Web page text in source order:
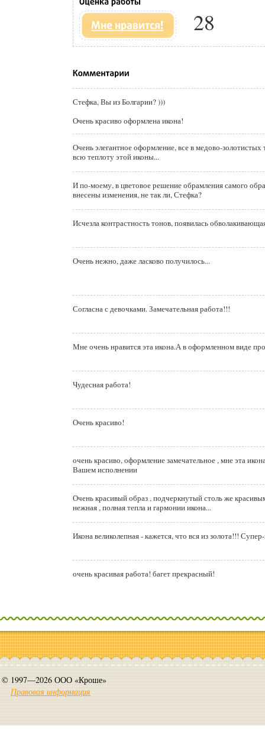
28
Стефка, Вы из Болгарии? )))
Очень красиво оформлена икона!
Очень элегантное оформление, все в медово-
всю теплоту этой иконы...
И по-моему, в цветовое решение обрамления самого
внесены изменения, не так ли, Стефка?
Исчезла контрастность тонов, появилась
Очень нежно, даже ласково получилось...
Согласна с девочками. Замечательная работа!!!
Мне очень нравится эта икона.А в оформленном виде
Чудесная работа!
Очень красиво!
очень красиво, оформление замечательное , мне эта
Вашем исполнении
Очень красивый образ , подчеркнутый столь же
нежная , полная тепла и гармонии икона...
Икона великолепная - кажется, что вся из золота!!!
очень красивая работа! багет прекрасный!
© 1997—2026 ООО «Кроше»
Правовая информация